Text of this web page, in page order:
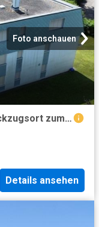
Foto anschauen
Luftig. Modern. Einfach schön. Rückzugsort zum Verlieben
Details ansehen